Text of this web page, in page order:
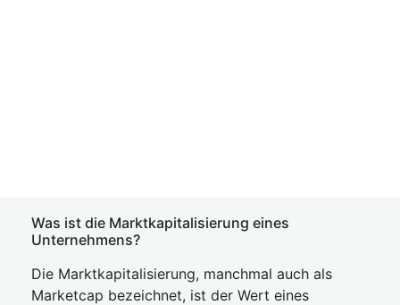
Was ist die Marktkapitalisierung eines
Unternehmens?
Die Marktkapitalisierung, manchmal auch als
Marketcap bezeichnet, ist der Wert eines